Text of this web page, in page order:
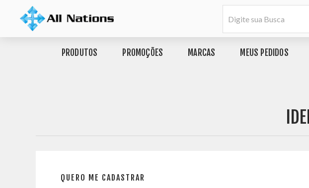
PRODUTOS PROMOÇÕES MARCAS MEUS PEDIDOS
QUERO ME CADASTRAR